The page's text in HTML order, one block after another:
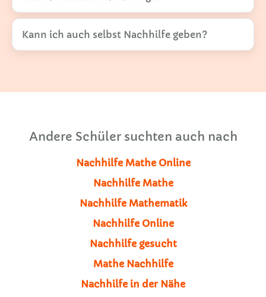
Kann ich auch selbst Nachhilfe geben?
Andere Schüler suchten auch nach
Nachhilfe Mathe Online
Nachhilfe Mathe
Nachhilfe Mathematik
Nachhilfe Online
Nachhilfe gesucht
Mathe Nachhilfe
Nachhilfe in der Nähe